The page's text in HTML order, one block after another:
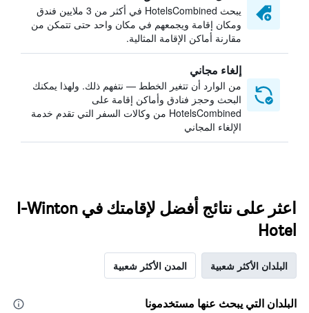
يبحث HotelsCombined في أكثر من 3 ملايين فندق
ومكان إقامة ويجمعهم في مكان واحد حتى تتمكن من
مقارنة أماكن الإقامة المثالية.
إلغاء مجاني
من الوارد أن تتغير الخطط — نتفهم ذلك. ولهذا يمكنك
البحث وحجز فنادق وأماكن إقامة على
HotelsCombined من وكالات السفر التي تقدم خدمة
الإلغاء المجاني
اعثر على نتائج أفضل لإقامتك في I-Winton
Hotel
البلدان الأكثر شعبية المدن الأكثر شعبية
البلدان التي يبحث عنها مستخدمونا